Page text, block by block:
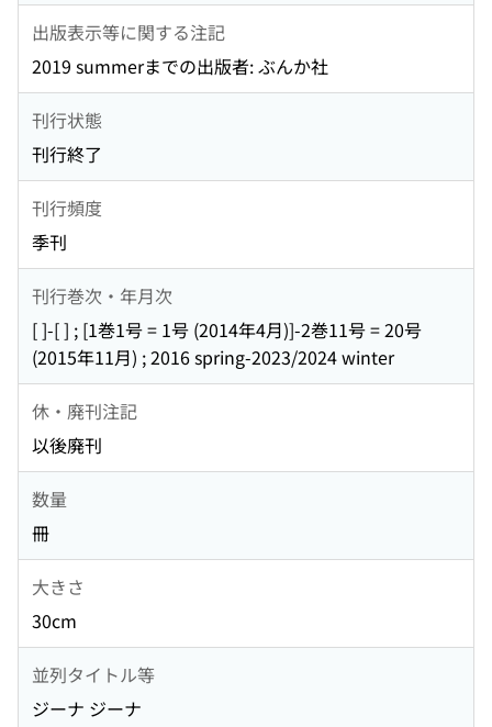
出版表示等に関する注記
2019 summerまでの出版者: ぶんか社
刊行状態
刊行終了
刊行頻度
季刊
刊行巻次・年月次
[ ]-[ ] ; [1巻1号 = 1号 (2014年4月)]-2巻11号 = 20号
(2015年11月) ; 2016 spring-2023/2024 winter
休・廃刊注記
以後廃刊
数量
冊
大きさ
30cm
並列タイトル等
ジーナ ジーナ